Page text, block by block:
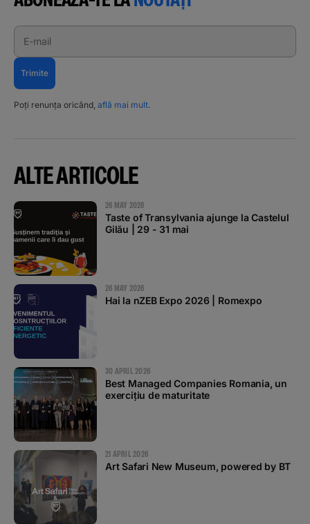
E-mail
Trimite
Poți renunța oricând, află mai mult.
ALTE ARTICOLE
26 MAY 2026
Taste of Transylvania ajunge la Castelul
Gilău | 29 - 31 mai
26 MAY 2026
Hai la nZEB Expo 2026 | Romexpo
30 APRIL 2026
Best Managed Companies Romania, un
exercițiu de maturitate
21 APRIL 2026
Art Safari New Museum, powered by BT